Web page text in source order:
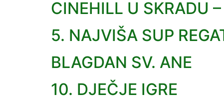
CINEHILL U SKRADU
5. NAJVIŠA SUP
BLAGDAN SV. ANE
10. DJEČJE IGRE